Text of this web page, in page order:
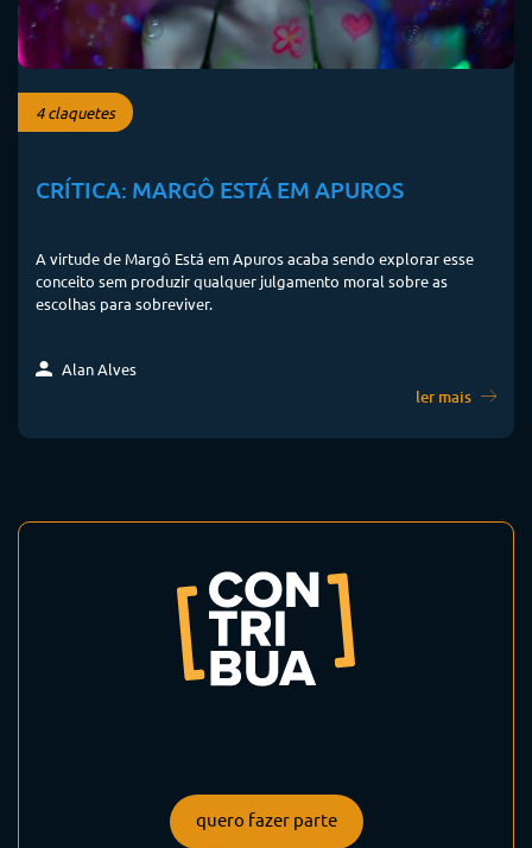
4 claquetes
CRÍTICA: MARGÔ ESTÁ EM APUROS
A virtude de Margô Está em Apuros acaba sendo explorar esse
conceito sem produzir qualquer julgamento moral sobre as
escolhas para sobreviver.
Alan Alves
ler mais
quero fazer parte